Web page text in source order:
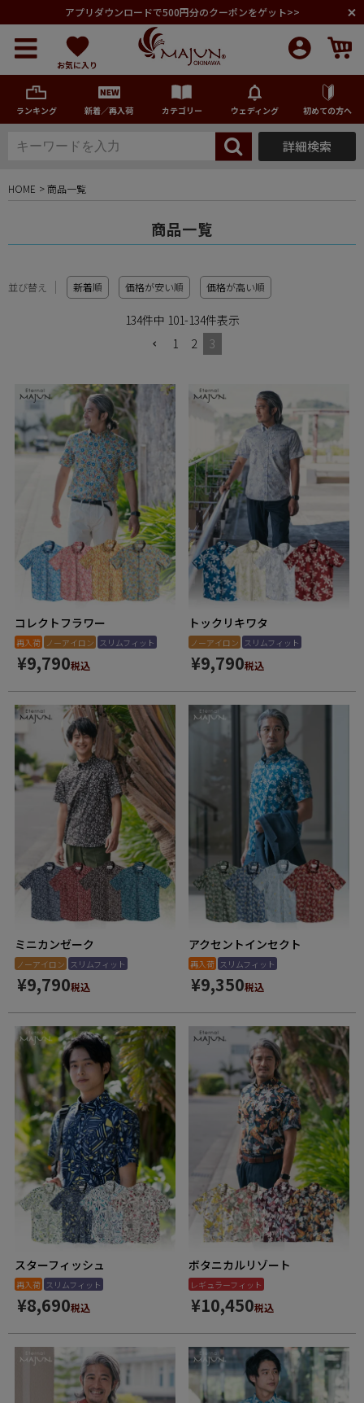
アプリダウンロードで500円分のクーポンをゲット>>
お気に入り
ランキング 新着／再入荷 カテゴリー ウェディング 初めての方へ
メンズ
レディース
キッズ
ペア商品
新商品
再入荷商品
アウトレット
サイズから探す
レーベルから探す
詳細検索
HOME 商品一覧
商品一覧
並び替え 新着順 価格が安い順 価格が高い順
134件中 101-134件表示
1
2 3
コレクトフラワー
再入荷 ノーアイロン スリムフィット
¥9,790税込
トックリキワタ
ノーアイロン スリムフィット
¥9,790税込
ミニカンゼーク
ノーアイロン スリムフィット
¥9,790税込
アクセントインセクト
再入荷 スリムフィット
¥9,350税込
スターフィッシュ
再入荷 スリムフィット
¥8,690税込
ボタニカルリゾート
レギュラーフィット
¥10,450税込